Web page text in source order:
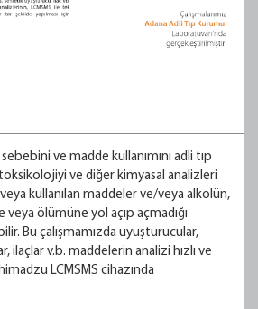
ve madde kullanımını adli tıp
ve diğer kimyasal analizleri
kullanılan maddeler ve/veya alkolün,
ölümüne yol açıp açmadığı
Bu çalışmamızda uyuşturucular,
ilaçlar v.b. maddelerin analizi hızlı ve
LCMSMS cihazında